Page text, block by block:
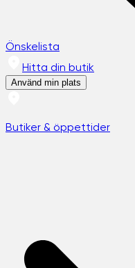
Önskelista
Hitta din butik
Använd min plats
Butiker & öppettider